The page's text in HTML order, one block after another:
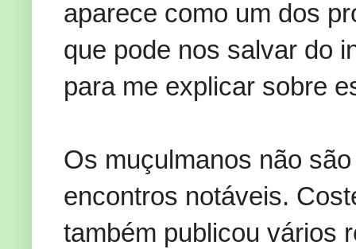
aparece como um dos
que pode nos salvar do
para me explicar sobre
Os muçulmanos não
encontros notáveis.
também publicou vários